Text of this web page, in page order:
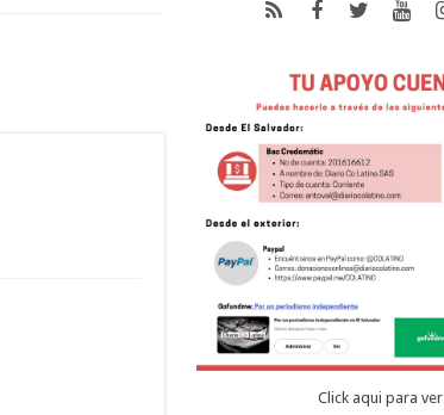
Click aqui para ver